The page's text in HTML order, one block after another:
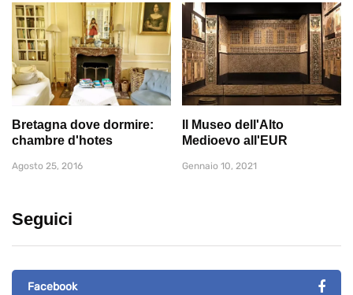
Bretagna dove dormire:
chambre d'hotes
Agosto 25, 2016
Il Museo dell'Alto
Medioevo all'EUR
Gennaio 10, 2021
Seguici
Facebook